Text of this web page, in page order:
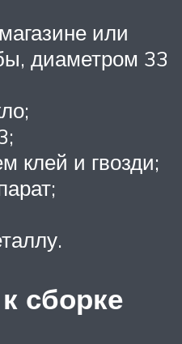
или
диаметром 33
клей и гвозди;
сборке